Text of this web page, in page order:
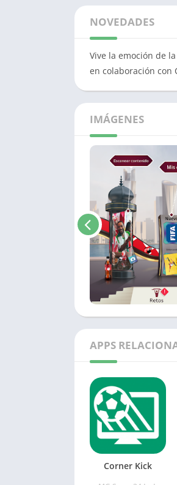
NOVEDADES
Vive la emoción de
en colaboración con
IMÁGENES
APPS
Corner Kick